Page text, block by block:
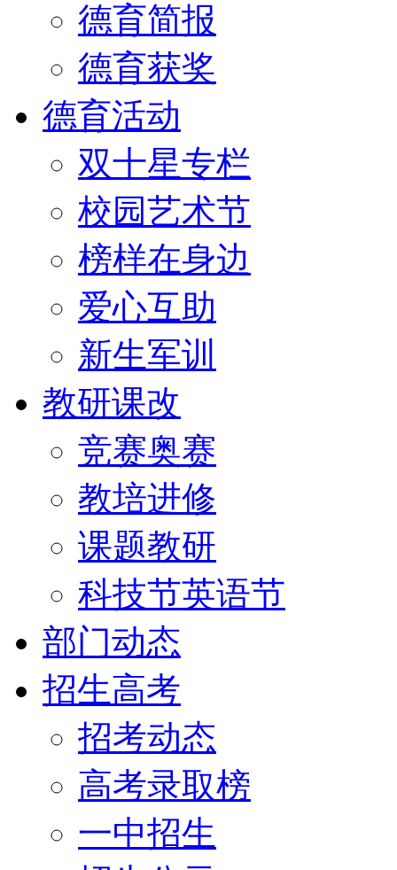
德育简报
德育获奖
德育活动
双十星专栏
校园艺术节
榜样在身边
爱心互助
新生军训
教研课改
竞赛奥赛
教培进修
课题教研
科技节英语节
部门动态
招生高考
招考动态
高考录取榜
一中招生